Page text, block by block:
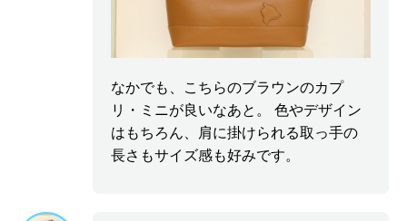
なかでも、こちらのブラウンのカプ
リ・ミニが良いなあと。 色やデザイン
はもちろん、肩に掛けられる取っ手の
長さもサイズ感も好みです。